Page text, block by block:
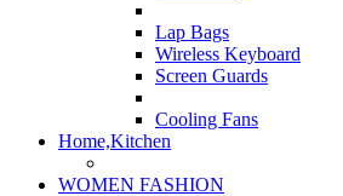
Lap Bags
Wireless Keyboard
Screen Guards
Cooling Fans
Home,Kitchen
WOMEN FASHION